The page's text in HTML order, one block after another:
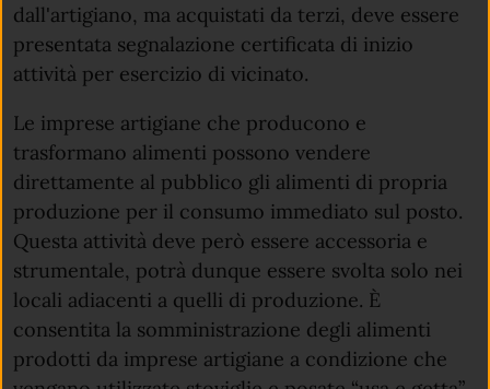
dall'artigiano, ma acquistati da terzi, deve essere
presentata segnalazione certificata di inizio
attività per esercizio di vicinato.
Le imprese artigiane che producono e
trasformano alimenti possono vendere
direttamente al pubblico gli alimenti di propria
produzione per il consumo immediato sul posto.
Questa attività deve però essere accessoria e
strumentale, potrà dunque essere svolta solo nei
locali adiacenti a quelli di produzione. È
consentita la somministrazione degli alimenti
prodotti da imprese artigiane a condizione che